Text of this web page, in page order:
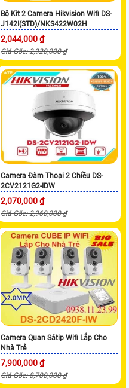
Bộ Kit 2 Camera Hikvision Wifi DS-
J142I(STD)/NKS422W02H
2,044,000 ₫
Giá Gốc: 2,920,000 ₫
Camera Đàm Thoại 2 Chiều DS-
2CV2121G2-IDW
2,070,000 ₫
Giá Gốc: 2,960,000 ₫
Camera Quan Sátip Wifi Lắp Cho
Nhà Trẻ
7,900,000 ₫
Giá Gốc: 8,700,000 ₫